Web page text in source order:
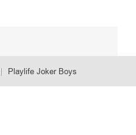
Playlife Joker Boys